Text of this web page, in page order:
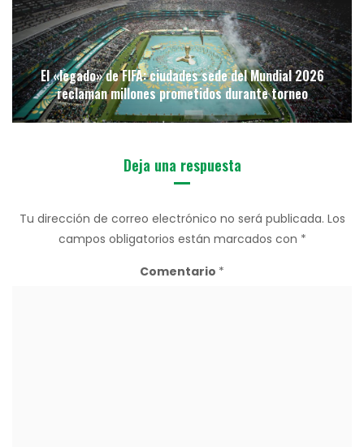
El «legado» de FIFA: ciudades sede del Mundial 2026
reclaman millones prometidos durante torneo
Deja una respuesta
Tu dirección de correo electrónico no será publicada. Los
campos obligatorios están marcados con *
Comentario *